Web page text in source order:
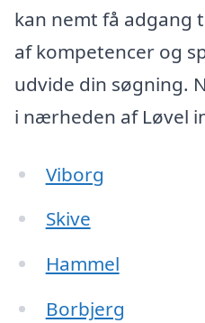
kan nemt få adgang
af kompetencer og
udvide din søgning.
i nærheden af Løvel
Viborg
Skive
Hammel
Borbjerg